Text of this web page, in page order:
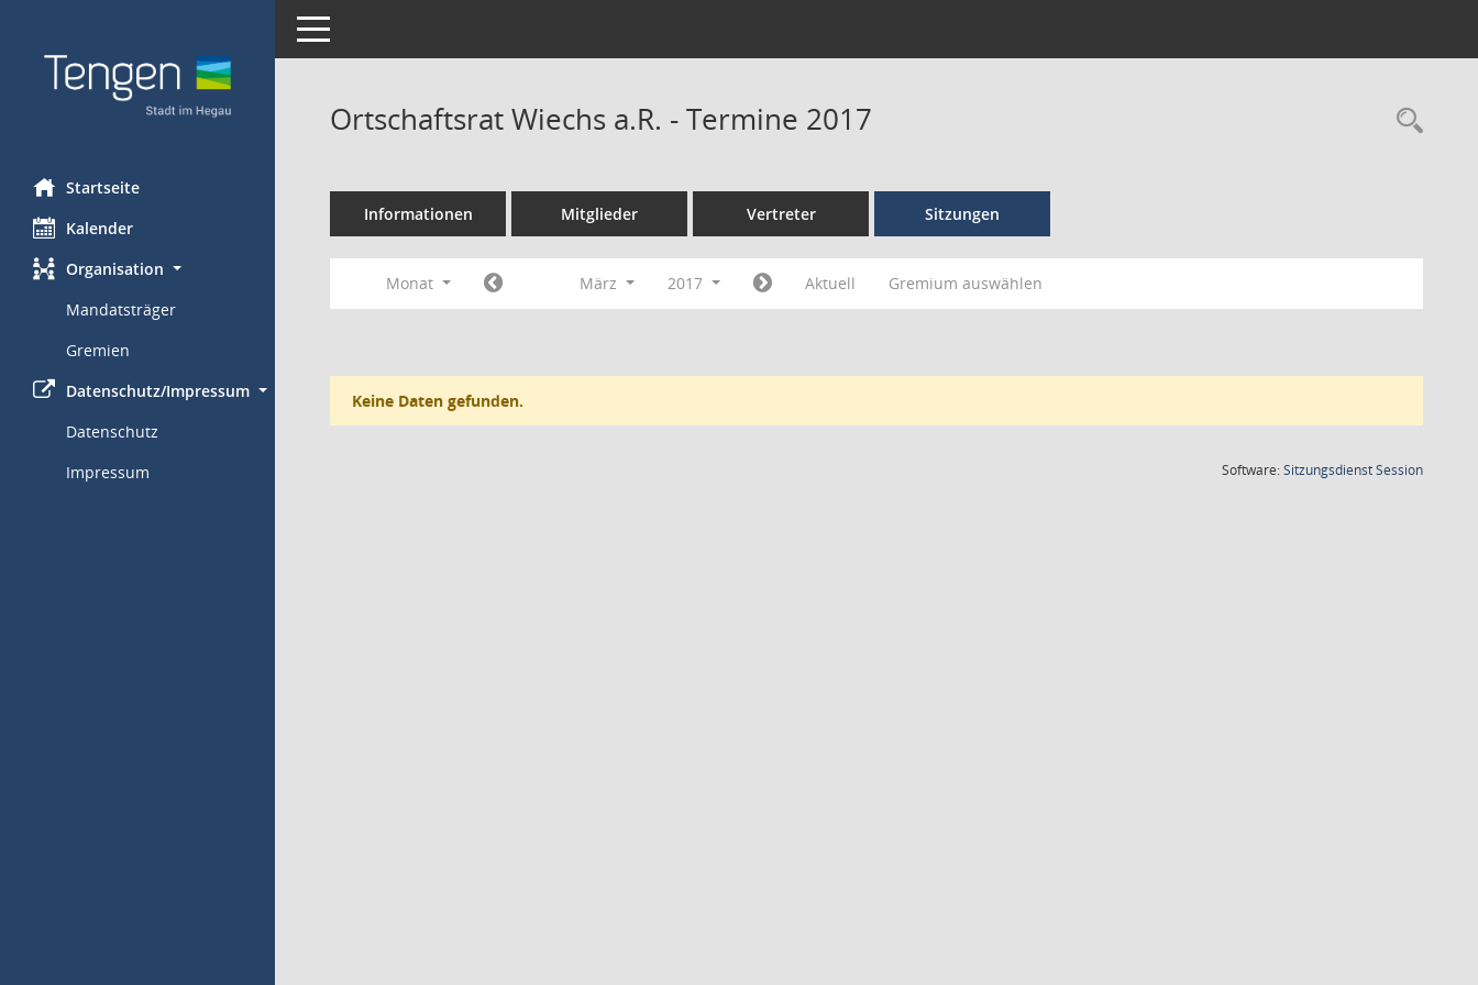
Startseite
Kalender
Organisation
Mandatsträger
Gremien
Datenschutz/Impressum
Datenschutz
Impressum
Toggle navigation
Ortschaftsrat Wiechs a.R. - Termine 2017
Informationen Mitglieder Vertreter Sitzungen
Monat März 2017 Aktuell Gremium auswählen
Keine Daten gefunden.
Software:SitzungsdienstSession(Wird in